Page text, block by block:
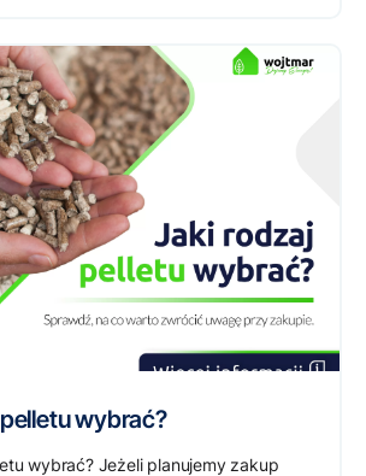
wybrać?
wybrać? Jeżeli planujemy zakup